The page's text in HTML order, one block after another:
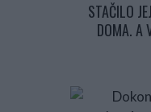
STAČILO
DOMA. A